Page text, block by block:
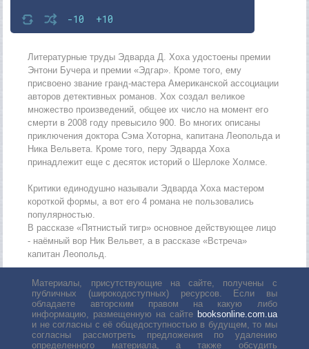
-10 +10
Литературные труды Эдварда Д. Хоха удостоены премии
Энтони Бучера и премии «Эдгар». Кроме того, ему
присвоено звание гранд-мастера Американской ассоциации
авторов детективных романов. Хох создал великое
множество произведений, общее их число на момент его
смерти в 2008 году превысило 900. Во многих описаны
приключения доктора Сэма Хоторна, капитана Леопольда и
Ника Вельвета. Кроме того, перу Эдварда Хоха
принадлежит еще с десяток историй о Шерлоке Холмсе.
Критики единодушно называли Эдварда Хоха мастером
короткой формы, а вот его 4 романа не пользовались
популярностью.
В рассказе «Пятнистый тигр» основное действующее лицо
- наёмный вор Ник Вельвет, а в рассказе «Встреча»
капитан Леопольд.
Материалы, присутствующие на сайте, получены с
публичных (широкодоступных) ресурсов. Если вы
обладаете авторским правом на какую либо
информацию, размещенную на сайте booksonline.com.ua
и не согласны с её общедоступностью в будущем, то мы
согласны рассмотреть предложения по удалению
определенного материала, а также обсудить